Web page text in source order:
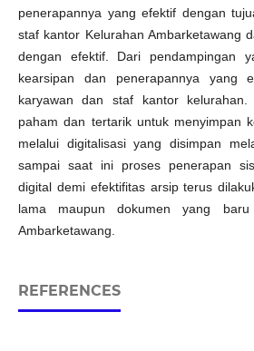
penerapannya yang efektif dengan
staf kantor Kelurahan Ambarketawang
dengan efektif. Dari pendampingan
kearsipan dan penerapannya yang
karyawan dan staf kantor kelurahan.
paham dan tertarik untuk menyimpan
melalui digitalisasi yang disimpan
sampai saat ini proses penerapan
digital demi efektifitas arsip terus
lama maupun dokumen yang
Ambarketawang.
REFERENCES